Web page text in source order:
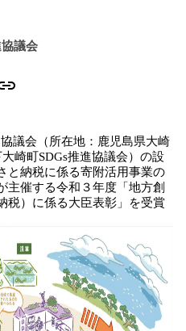
議会
議会（所在地：鹿児島県大崎
崎町SDGs推進協議会）の設
と納税に係る寄附活用事業の
主催する令和３年度「地方創
税）に係る大臣表彰」を受賞